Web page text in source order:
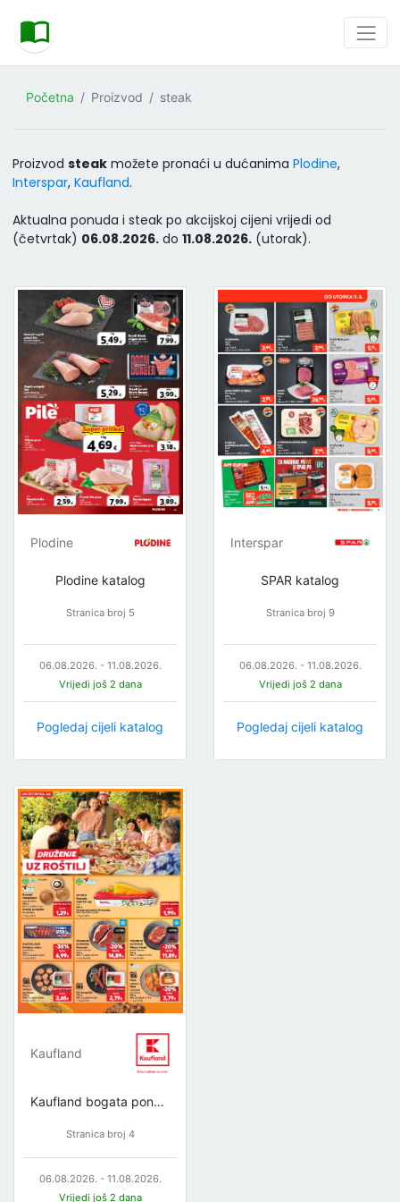
Početna Proizvod steak
Proizvod steak možete pronaći u dućanima Plodine,
Interspar, Kaufland.
Aktualna ponuda i steak po akcijskoj cijeni vrijedi od
(četvrtak) 06.08.2026. do 11.08.2026. (utorak).
Plodine
Plodine katalog
Stranica broj 5
06.08.2026. - 11.08.2026.
Vrijedi još 2 dana
Pogledaj cijeli katalog
Interspar
SPAR katalog
Stranica broj 9
06.08.2026. - 11.08.2026.
Vrijedi još 2 dana
Pogledaj cijeli katalog
Kaufland
Kaufland bogata ponuda
Stranica broj 4
06.08.2026. - 11.08.2026.
Vrijedi još 2 dana